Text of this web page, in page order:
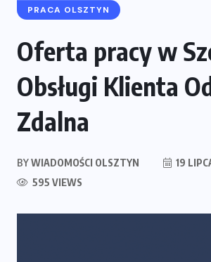
PRACA OLSZTYN
Oferta pracy w
Obsługi Klienta
Zdalna
BYWIADOMOŚCI OLSZTYN 19
595 VIEWS